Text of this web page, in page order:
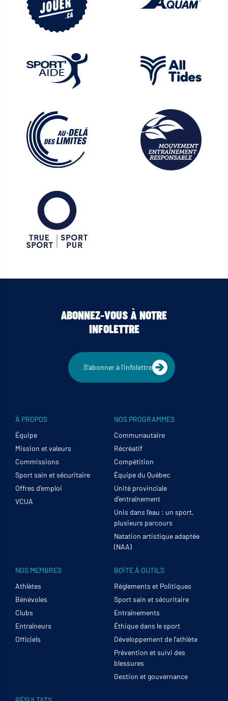
ABONNEZ-VOUS À NOTRE
INFOLETTRE
S'abonner à l'infolettre
À PROPOS
Équipe
Mission et valeurs
Commissions
Sport sain et sécuritaire
Offres d’emploi
VCUA
NOS PROGRAMMES
Communautaire
Récréatif
Compétition
Équipe du Québec
Unité provinciale
d’entraînement
Unis dans l’eau : un sport,
plusieurs parcours
Natation artistique adaptée
(NAA)
NOS MEMBRES
Athlètes
Bénévoles
Clubs
Entraîneurs
Officiels
BOÎTE À OUTILS
Règlements et Politiques
Sport sain et sécuritaire
Entraînements
Éthique dans le sport
Développement de l’athlète
Prévention et suivi des
blessures
Gestion et gouvernance